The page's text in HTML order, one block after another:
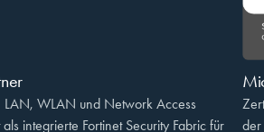
LAN, WLAN und Network Access
integrierte Fortinet Security Fabric für
der